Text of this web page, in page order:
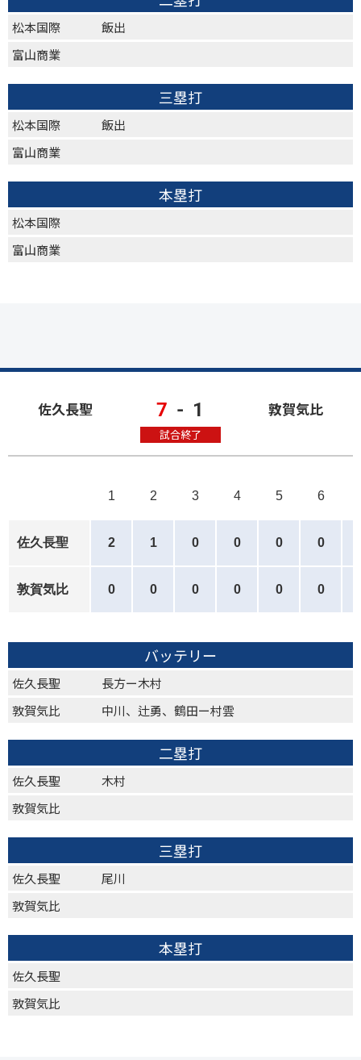
松本国際
飯出
富山商業
三塁打
松本国際
飯出
富山商業
本塁打
松本国際
富山商業
佐久長聖 7 - 1
試合終了
敦賀気比
1 2 3 4 5 6
佐久長聖 2 1 0 0 0 0
敦賀気比 0 0 0 0 0 0
バッテリー
佐久長聖
長方ー木村
敦賀気比
中川、辻勇、鶴田ー村雲
二塁打
佐久長聖
木村
敦賀気比
三塁打
佐久長聖
尾川
敦賀気比
本塁打
佐久長聖
敦賀気比